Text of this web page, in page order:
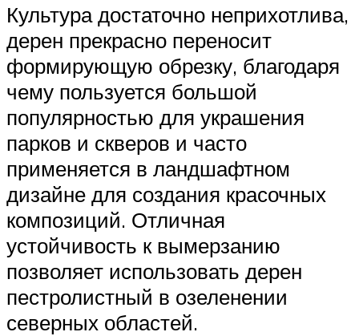
Культура достаточно неприхотлива,
дерен прекрасно переносит
формирующую обрезку, благодаря
чему пользуется большой
популярностью для украшения
парков и скверов и часто
применяется в ландшафтном
дизайне для создания красочных
композиций. Отличная
устойчивость к вымерзанию
позволяет использовать дерен
пестролистный в озеленении
северных областей.